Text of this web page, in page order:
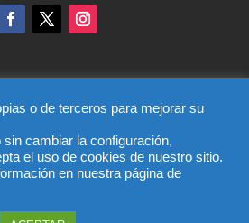
Toledo – C/ Colombia, 6, 45004,
Teléfono 925 285 528
la aceptación del
o de terceros para mejorar su
cambiar la configuración,
el uso de cookies de nuestro sitio.
en nuestra página de